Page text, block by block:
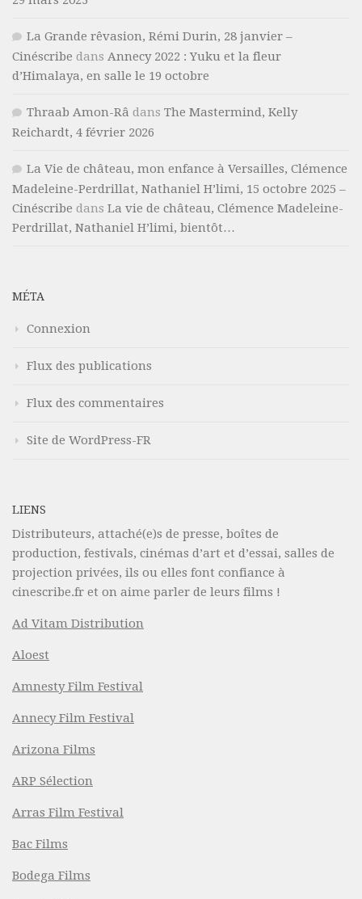
La Grande rêvasion, Rémi Durin, 28 janvier –
Cinéscribe dans Annecy 2022 : Yuku et la fleur
d’Himalaya, en salle le 19 octobre
Thraab Amon-Râ dans The Mastermind, Kelly
Reichardt, 4 février 2026
La Vie de château, mon enfance à Versailles, Clémence
Madeleine-Perdrillat, Nathaniel H’limi, 15 octobre 2025 –
Cinéscribe dans La vie de château, Clémence Madeleine-
Perdrillat, Nathaniel H’limi, bientôt…
MÉTA
Connexion
Flux des publications
Flux des commentaires
Site de WordPress-FR
LIENS
Distributeurs, attaché(e)s de presse, boîtes de
production, festivals, cinémas d’art et d’essai, salles de
projection privées, ils ou elles font confiance à
cinescribe.fr et on aime parler de leurs films !
Ad Vitam Distribution
Aloest
Amnesty Film Festival
Annecy Film Festival
Arizona Films
ARP Sélection
Arras Film Festival
Bac Films
Bodega Films